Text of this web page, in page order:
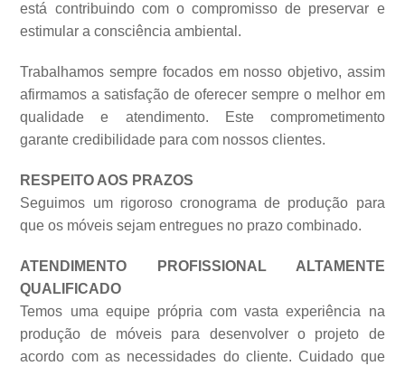
está contribuindo com o compromisso de preservar e
estimular a consciência ambiental.
Trabalhamos sempre focados em nosso objetivo, assim
afirmamos a satisfação de oferecer sempre o melhor em
qualidade e atendimento. Este comprometimento
garante credibilidade para com nossos clientes.
RESPEITO AOS PRAZOS
Seguimos um rigoroso cronograma de produção para
que os móveis sejam entregues no prazo combinado.
ATENDIMENTO PROFISSIONAL ALTAMENTE
QUALIFICADO
Temos uma equipe própria com vasta experiência na
produção de móveis para desenvolver o projeto de
acordo com as necessidades do cliente. Cuidado que